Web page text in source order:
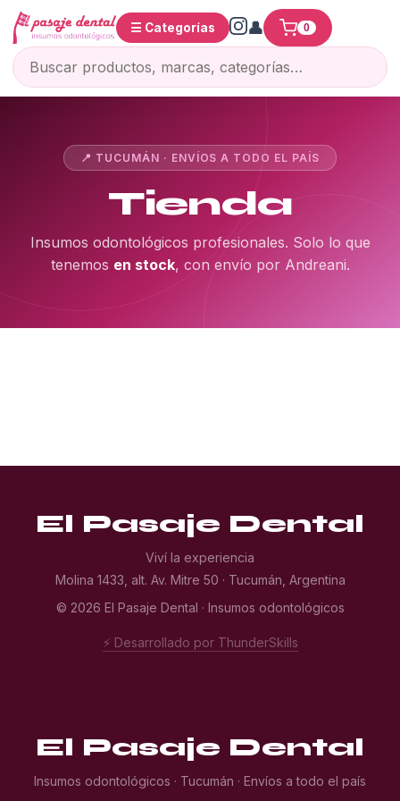
☰ Categorías 0
📍 TUCUMÁN · ENVÍOS A TODO EL PAÍS
Tienda
Insumos odontológicos profesionales. Solo lo que
tenemos en stock, con envío por Andreani.
El Pasaje Dental
Viví la experiencia
Molina 1433, alt. Av. Mitre 50 · Tucumán, Argentina
© 2026 El Pasaje Dental · Insumos odontológicos
⚡ Desarrollado por ThunderSkills
El Pasaje Dental
Insumos odontológicos · Tucumán · Envíos a todo el país